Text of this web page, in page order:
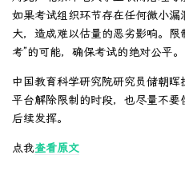
如果考试组织环节存在任何微小
大，造成难以估量的恶劣影响。
考”的可能，确保考试的绝对公平。
中国教育科学研究院研究员储朝晖
平台解除限制的时段，也尽量不
后续发挥。
点我查看原文